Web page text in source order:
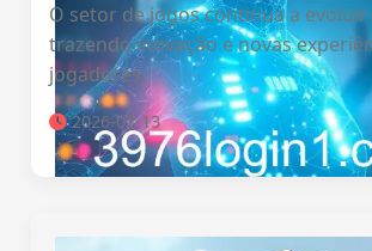
O setor de jogos continua a evoluir
trazendo inovação e novas
jogadores.
2026-07-13